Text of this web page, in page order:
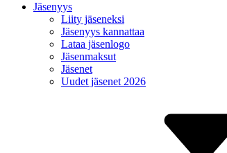
Jäsenyys
Liity jäseneksi
Jäsenyys kannattaa
Lataa jäsenlogo
Jäsenmaksut
Jäsenet
Uudet jäsenet 2026